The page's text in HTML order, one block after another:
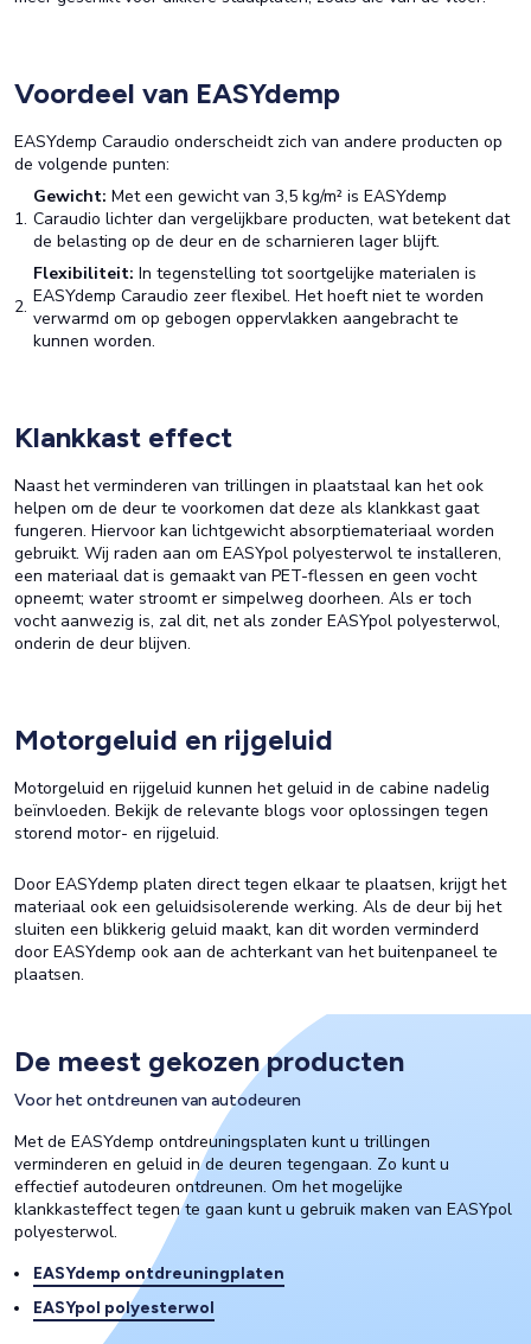
Voordeel van EASYdemp
EASYdemp Caraudio onderscheidt zich van andere producten op
de volgende punten:
Gewicht: Met een gewicht van 3,5 kg/m² is EASYdemp
Caraudio lichter dan vergelijkbare producten, wat betekent dat
de belasting op de deur en de scharnieren lager blijft.
Flexibiliteit: In tegenstelling tot soortgelijke materialen is
EASYdemp Caraudio zeer flexibel. Het hoeft niet te worden
verwarmd om op gebogen oppervlakken aangebracht te
kunnen worden.
Klankkast effect
Naast het verminderen van trillingen in plaatstaal kan het ook
helpen om de deur te voorkomen dat deze als klankkast gaat
fungeren. Hiervoor kan lichtgewicht absorptiemateriaal worden
gebruikt. Wij raden aan om EASYpol polyesterwol te installeren,
een materiaal dat is gemaakt van PET-flessen en geen vocht
opneemt; water stroomt er simpelweg doorheen. Als er toch
vocht aanwezig is, zal dit, net als zonder EASYpol polyesterwol,
onderin de deur blijven.
Motorgeluid en rijgeluid
Motorgeluid en rijgeluid kunnen het geluid in de cabine nadelig
beïnvloeden. Bekijk de relevante blogs voor oplossingen tegen
storend motor- en rijgeluid.
Door EASYdemp platen direct tegen elkaar te plaatsen, krijgt het
materiaal ook een geluidsisolerende werking. Als de deur bij het
sluiten een blikkerig geluid maakt, kan dit worden verminderd
door EASYdemp ook aan de achterkant van het buitenpaneel te
plaatsen.
De meest gekozen producten
Voor het ontdreunen van autodeuren
Met de EASYdemp ontdreuningsplaten kunt u trillingen
verminderen en geluid in de deuren tegengaan. Zo kunt u
effectief autodeuren ontdreunen. Om het mogelijke
klankkasteffect tegen te gaan kunt u gebruik maken van EASYpol
polyesterwol.
EASYdemp ontdreuningplaten
EASYpol polyesterwol